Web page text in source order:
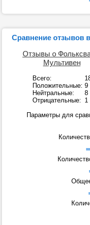
Сравнение отзывов
Отзывы о
Мультивен
Всего:
Положительные: 9
Нейтральные:
8
Отрицательные: 1
Параметры для